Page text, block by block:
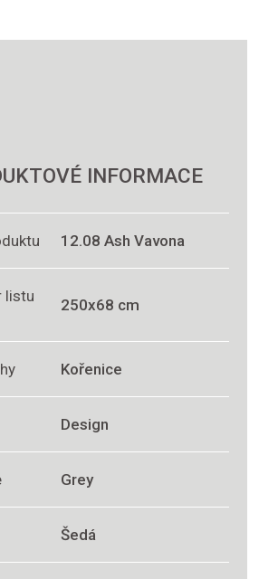
INFORMACE
12.08 Ash Vavona
listu
250x68 cm
Kořenice
Design
Grey
Šedá